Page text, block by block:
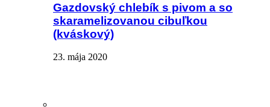
Gazdovský chlebík s pivom a so
skaramelizovanou cibuľkou
(kváskový)
23. mája 2020